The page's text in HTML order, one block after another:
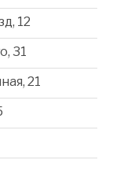
12
31
21